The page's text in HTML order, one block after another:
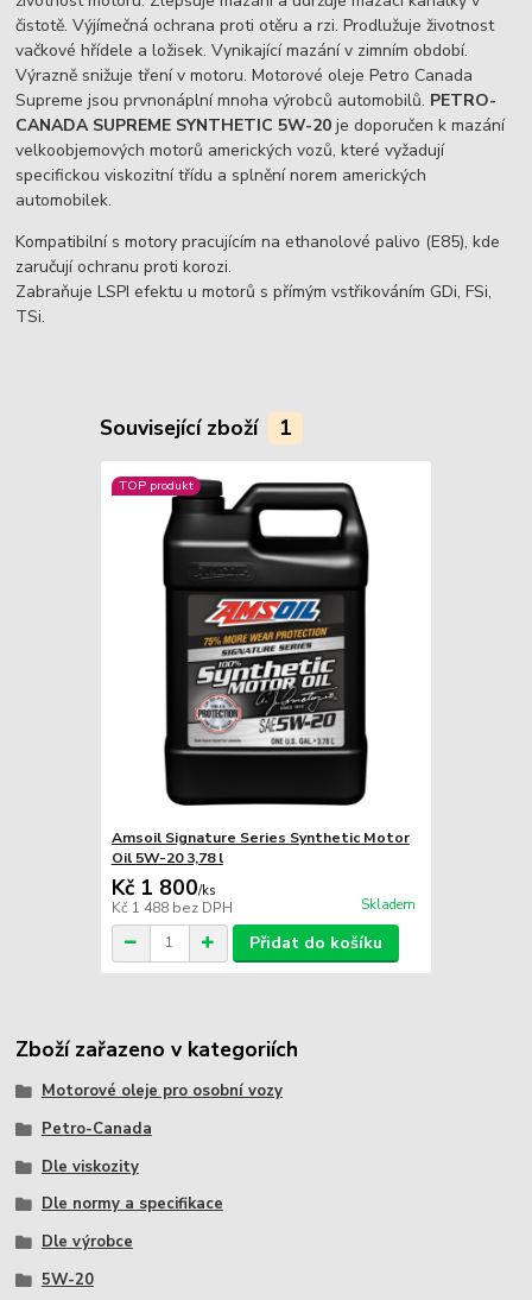
čistotě. Výjímečná ochrana proti otěru a rzi. Prodlužuje životnost
vačkové hřídele a ložisek. Vynikající mazání v zimním období.
Výrazně snižuje tření v motoru. Motorové oleje Petro Canada
Supreme jsou prvnonáplní mnoha výrobců automobilů. PETRO-
CANADA SUPREME SYNTHETIC 5W-20 je doporučen k mazání
velkoobjemových motorů amerických vozů, které vyžadují
specifickou viskozitní třídu a splnění norem amerických
automobilek.
Kompatibilní s motory pracujícím na ethanolové palivo (E85), kde
zaručují ochranu proti korozi.
Zabraňuje LSPI efektu u motorů s přímým vstřikováním GDi, FSi,
TSi.
Související zboží 1
TOP produkt
Amsoil Signature Series Synthetic Motor
Oil 5W-20 3,78 l
Kč 1 800/ks
Kč 1 488 bez DPH Skladem
Přidat do košíku
Zboží zařazeno v kategoriích
Motorové oleje pro osobní vozy
Petro-Canada
Dle viskozity
Dle normy a specifikace
Dle výrobce
5W-20